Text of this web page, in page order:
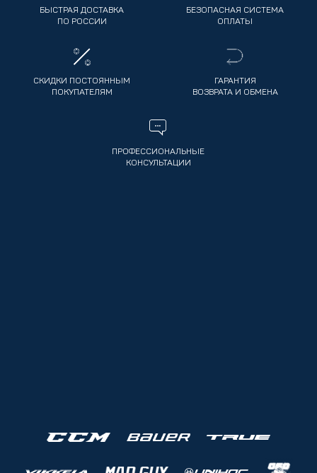
БЫСТРАЯ ДОСТАВКА
ПО РОССИИ
БЕЗОПАСНАЯ СИСТЕМА
ОПЛАТЫ
СКИДКИ ПОСТОЯННЫМ
ПОКУПАТЕЛЯМ
ГАРАНТИЯ
ВОЗВРАТА И ОБМЕНА
ПРОФЕССИОНАЛЬНЫЕ
КОНСУЛЬТАЦИИ